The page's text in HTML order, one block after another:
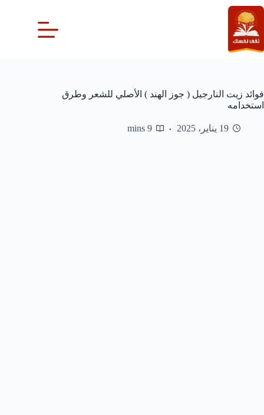
التجاوز
إلى
المحتوى
فوائد زيت النارجيل ( جوز الهند ) الأصلي للشعر وطرق
استخدامه
19 يناير، 2025 9 mins